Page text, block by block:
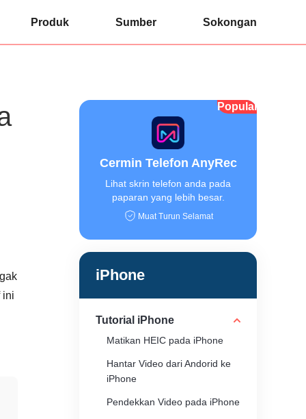
Produk Sumber Sokongan
Popular
Cermin Telefon AnyRec
Lihat skrin telefon anda pada
paparan yang lebih besar.
Muat Turun Selamat
iPhone
Tutorial iPhone
Matikan HEIC pada iPhone
Hantar Video dari Andorid ke
iPhone
Pendekkan Video pada iPhone
ini